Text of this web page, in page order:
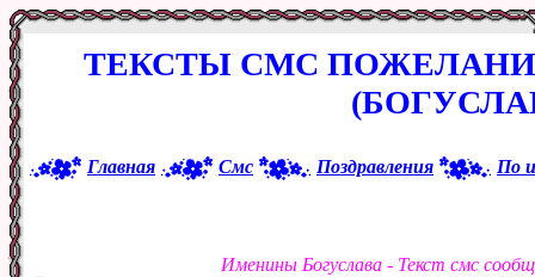
ТЕКСТЫ СМС
Главная Смс Поздравления По
Именины Богуслава - Текст смс